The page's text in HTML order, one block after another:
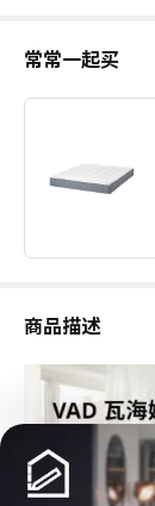
常常一起买
商品描述